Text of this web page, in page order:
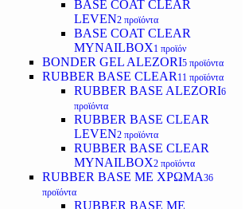
BASE COAT CLEAR
LEVEN2 προϊόντα
BASE COAT CLEAR
MYNAILBOX1 προϊόν
BONDER GEL ALEZORI5 προϊόντα
RUBBER BASE CLEAR 11 προϊόντα
RUBBER BASE ALEZORI6
προϊόντα
RUBBER BASE CLEAR
LEVEN2 προϊόντα
RUBBER BASE CLEAR
MYNAILBOX2 προϊόντα
RUBBER BASE ΜΕ ΧΡΩΜΑ36
προϊόντα
RUBBER BASE ΜΕ